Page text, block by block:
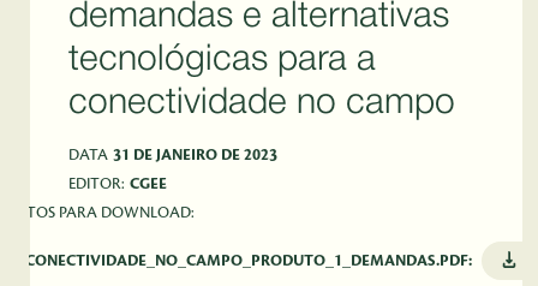
demandas e alternativas
tecnológicas para a
conectividade no campo
DATA 31 DE JANEIRO DE 2023
EDITOR: CGEE
PARA DOWNLOAD: